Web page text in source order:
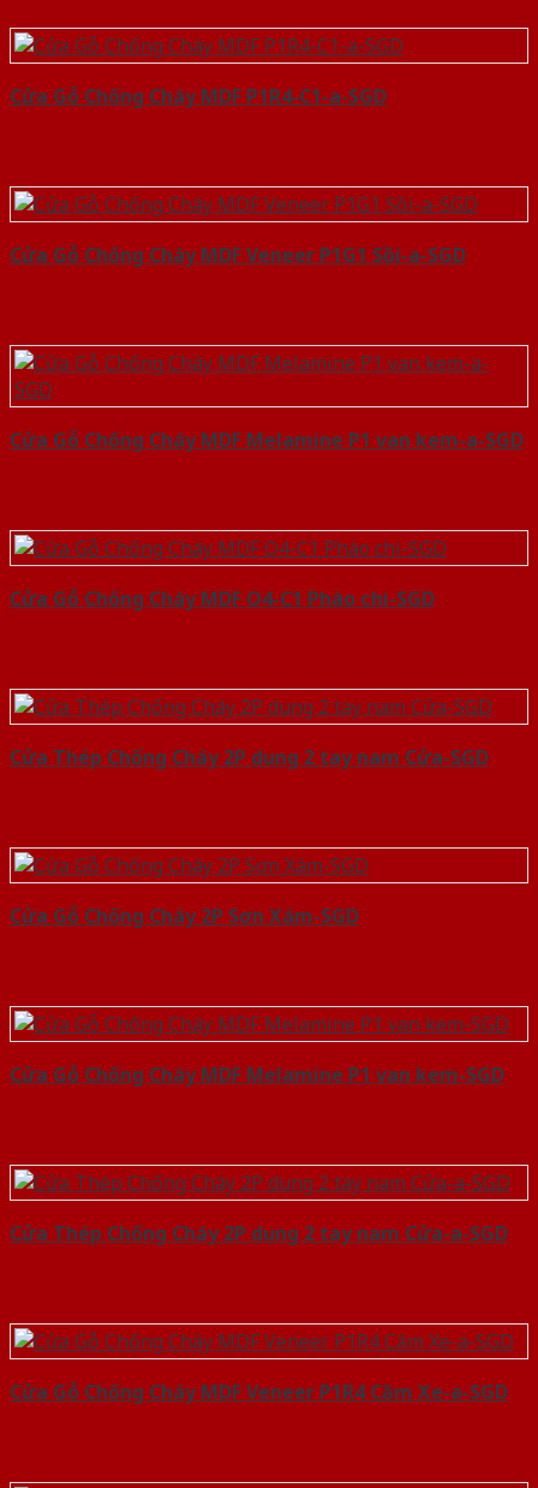
Cửa Gỗ Chống Cháy MDF P1R4-C1-a-SGD
Cửa Gỗ Chống Cháy MDF Veneer P1G1 Sồi-a-SGD
Cửa Gỗ Chống Cháy MDF Melamine P1 van kem-a-SGD
Cửa Gỗ Chống Cháy MDF O4-C1 Phào chi-SGD
Cửa Thép Chống Cháy 2P dung 2 tay nam Cửa-SGD
Cửa Gỗ Chống Cháy 2P Sơn Xám-SGD
Cửa Gỗ Chống Cháy MDF Melamine P1 van kem-SGD
Cửa Thép Chống Cháy 2P dung 2 tay nam Cửa-a-SGD
Cửa Gỗ Chống Cháy MDF Veneer P1R4 Căm Xe-a-SGD